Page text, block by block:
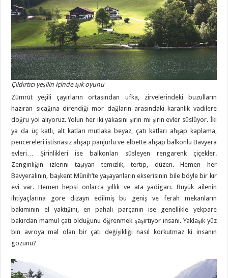
Çıldırtıcı yeşilin içinde ışık oyunu
Zümrüt yeşili çayırların ortasından ufka, zirvelerindeki buzulların
haziran sıcağına direndiği mor dağların arasındaki karanlık vadilere
doğru yol alıyoruz. Yolun her iki yakasını şirin mi şirin evler süslüyor. İki
ya da üç katlı, alt katları mutlaka beyaz, çatı katları ahşap kaplama,
pencereleri istisnasız ahşap panjurlu ve elbette ahşap balkonlu Bavyera
evleri… Şirinlikleri ise balkonları süsleyen rengarenk çiçekler.
Zenginliğin izlerini taşıyan temizlik, tertip, düzen. Hemen her
Bavyeralının, başkent Münih’te yaşayanların ekserisinin bile böyle bir kır
evi var. Hemen hepsi onlarca yıllık ve ata yadigarı. Büyük ailenin
ihtiyaçlarına göre dizayn edilmiş bu geniş ve ferah mekanların
bakımının el yaktığını, en pahalı parçanın ise genellikle yekpare
bakırdan mamul çatı olduğunu öğrenmek şaşırtıyor insanı. Yaklaşık yüz
bin avroya mal olan bir çatı değişikliği nasıl korkutmaz ki insanın
gözünü?